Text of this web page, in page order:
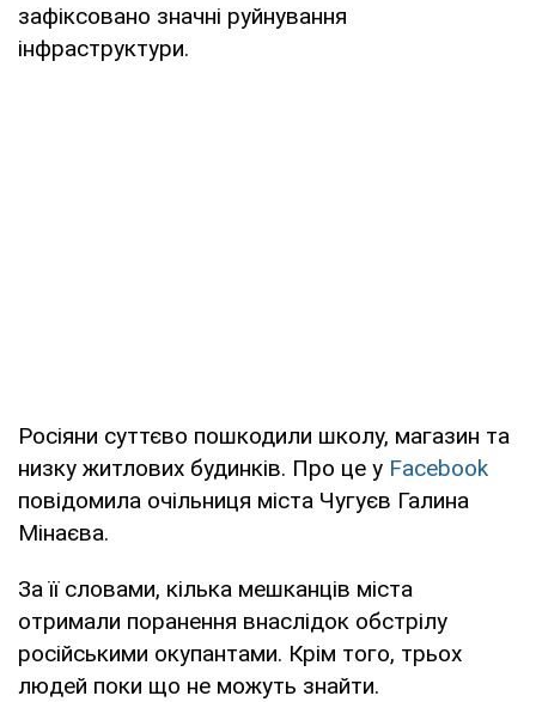
зафіксовано значні руйнування
інфраструктури.
Росіяни суттєво пошкодили школу, магазин та
низку житлових будинків. Про це у Facebook
повідомила очільниця міста Чугуєв Галина
Мінаєва.
За її словами, кілька мешканців міста
отримали поранення внаслідок обстрілу
російськими окупантами. Крім того, трьох
людей поки що не можуть знайти.